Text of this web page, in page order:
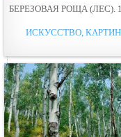
БЕРЕЗОВАЯ РОЩА (ЛЕС).
ИСКУССТВО,